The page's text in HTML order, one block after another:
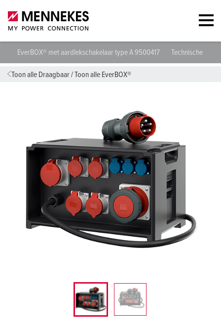
EverBOX® met aardlekschakelaar type A 9500417 Technische
Toon alle Draagbaar/Toon alle EverBOX®